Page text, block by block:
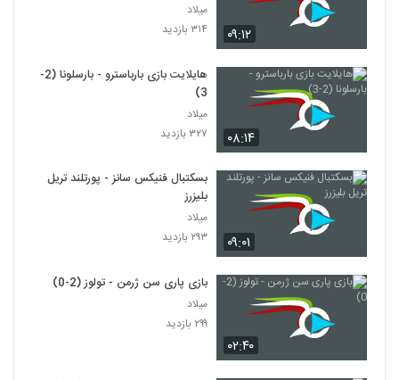
۰۹:۱۲
میلاد
۳۱۴ بازدید
۰۸:۱۴
هایلایت بازی بارباسترو - بارسلونا (2-
3)
میلاد
۳۲۷ بازدید
۰۹:۰۱
بسکتبال فنیکس سانز - پورتلند تریل
بلیزرز
میلاد
۲۹۳ بازدید
۰۲:۴۰
بازی پاری سن ژرمن - تولوز (2-0)
میلاد
۲۹۹ بازدید